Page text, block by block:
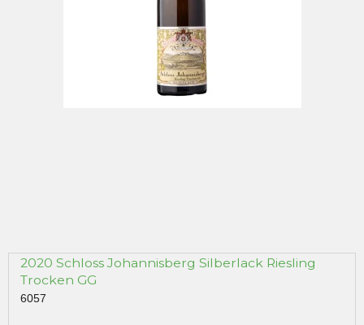
2020 Schloss Johannisberg Silberlack Riesling
Trocken GG
6057